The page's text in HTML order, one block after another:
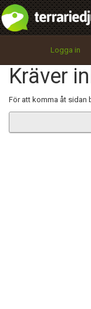
Logga in
Kräver
För att komma åt sidan
integritetspolicy
Namn:
Epost:
Begär nytt